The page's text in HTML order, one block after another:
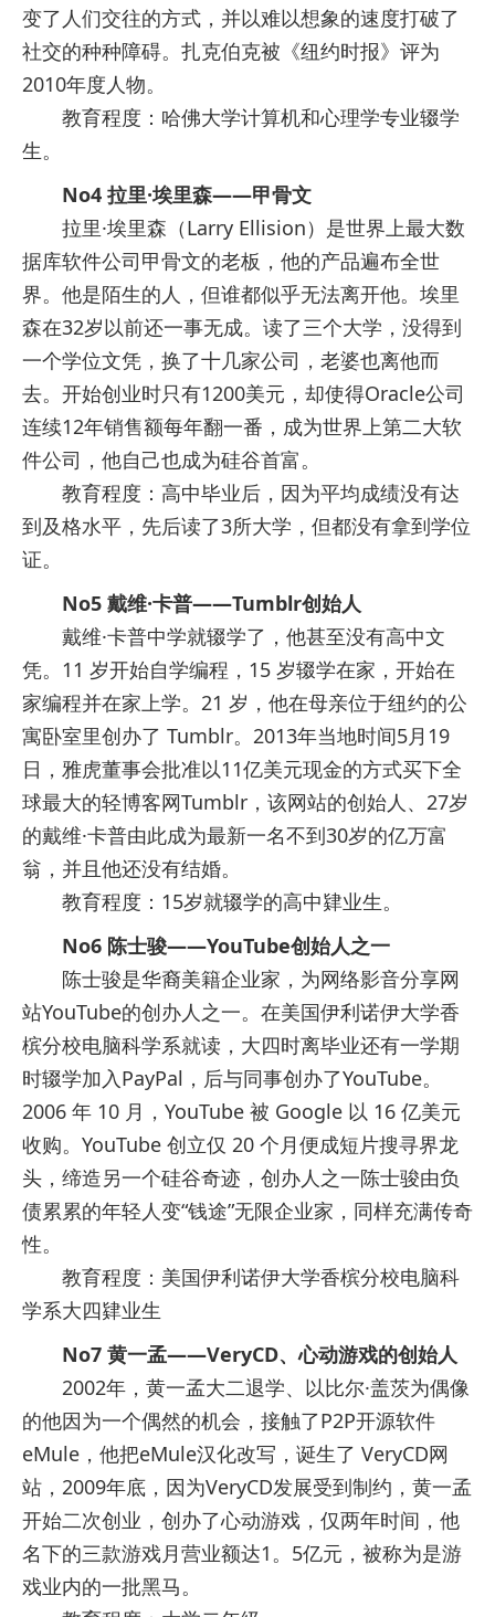
变了人们交往的方式，并以难以想象的速度打破了
社交的种种障碍。扎克伯克被《纽约时报》评为
2010年度人物。
教育程度：哈佛大学计算机和心理学专业辍学
生。
No4 拉里·埃里森——甲骨文
拉里·埃里森（Larry Ellision）是世界上最大数
据库软件公司甲骨文的老板，他的产品遍布全世
界。他是陌生的人，但谁都似乎无法离开他。埃里
森在32岁以前还一事无成。读了三个大学，没得到
一个学位文凭，换了十几家公司，老婆也离他而
去。开始创业时只有1200美元，却使得Oracle公司
连续12年销售额每年翻一番，成为世界上第二大软
件公司，他自己也成为硅谷首富。
教育程度：高中毕业后，因为平均成绩没有达
到及格水平，先后读了3所大学，但都没有拿到学位
证。
No5 戴维·卡普——Tumblr创始人
戴维·卡普中学就辍学了，他甚至没有高中文
凭。11 岁开始自学编程，15 岁辍学在家，开始在
家编程并在家上学。21 岁，他在母亲位于纽约的公
寓卧室里创办了 Tumblr。2013年当地时间5月19
日，雅虎董事会批准以11亿美元现金的方式买下全
球最大的轻博客网Tumblr，该网站的创始人、27岁
的戴维·卡普由此成为最新一名不到30岁的亿万富
翁，并且他还没有结婚。
教育程度：15岁就辍学的高中肄业生。
No6 陈士骏——YouTube创始人之一
陈士骏是华裔美籍企业家，为网络影音分享网
站YouTube的创办人之一。在美国伊利诺伊大学香
槟分校电脑科学系就读，大四时离毕业还有一学期
时辍学加入PayPal，后与同事创办了YouTube。
2006 年 10 月，YouTube 被 Google 以 16 亿美元
收购。YouTube 创立仅 20 个月便成短片搜寻界龙
头，缔造另一个硅谷奇迹，创办人之一陈士骏由负
债累累的年轻人变“钱途”无限企业家，同样充满传奇
性。
教育程度：美国伊利诺伊大学香槟分校电脑科
学系大四肄业生
No7 黄一孟——VeryCD、心动游戏的创始人
2002年，黄一孟大二退学、以比尔·盖茨为偶像
的他因为一个偶然的机会，接触了P2P开源软件
eMule，他把eMule汉化改写，诞生了 VeryCD网
站，2009年底，因为VeryCD发展受到制约，黄一孟
开始二次创业，创办了心动游戏，仅两年时间，他
名下的三款游戏月营业额达1。5亿元，被称为是游
戏业内的一批黑马。